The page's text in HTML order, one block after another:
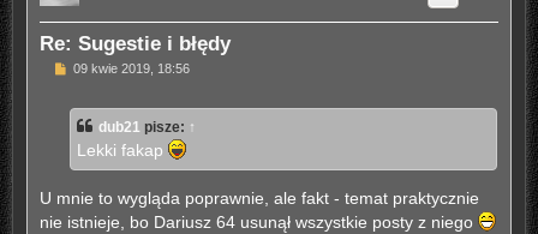
Re: Sugestie i błędy
P
t
09 kwie 2019, 18:56
dub21 pisze: ↑
Lekki fakap
U mnie to wygląda poprawnie, ale fakt - temat praktycznie
nie istnieje, bo Dariusz 64 usunął wszystkie posty z niego